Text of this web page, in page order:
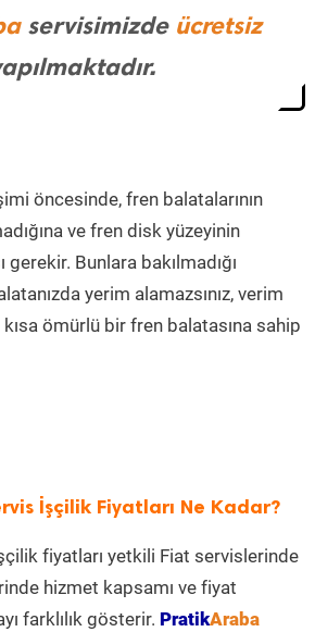
servisimizde ücretsiz
öncesinde, fren balatalarının
ve fren disk yüzeyinin
gerekir. Bunlara bakılmadığı
yerim alamazsınız, verim
kısa ömürlü bir fren balatasına sahip
İşçilik Fiyatları Ne Kadar?
fiyatları yetkili Fiat servislerinde
hizmet kapsamı ve fiyat
farklılık gösterir. PratikAraba